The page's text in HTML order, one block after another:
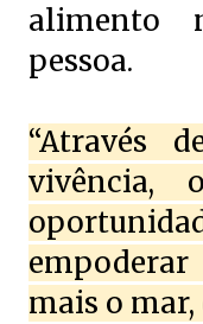
alimento
pessoa.
“Através
vivência,
mais o